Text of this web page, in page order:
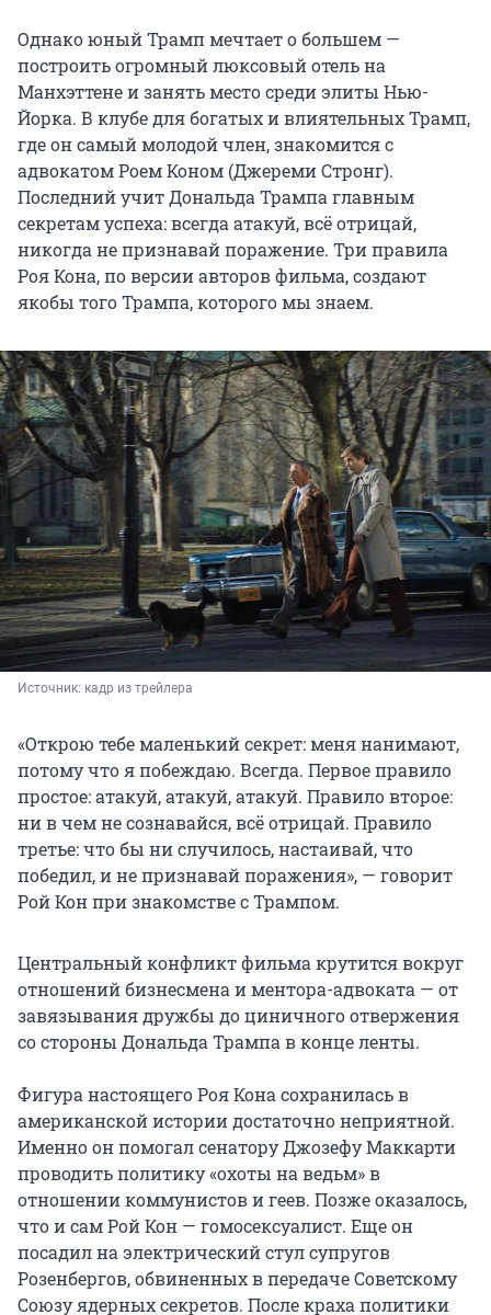
Однако юный Трамп мечтает о большем —
построить огромный люксовый отель на
Манхэттене и занять место среди элиты Нью-
Йорка. В клубе для богатых и влиятельных Трамп,
где он самый молодой член, знакомится с
адвокатом Роем Коном (Джереми Стронг).
Последний учит Дональда Трампа главным
секретам успеха: всегда атакуй, всё отрицай,
никогда не признавай поражение. Три правила
Роя Кона, по версии авторов фильма, создают
якобы того Трампа, которого мы знаем.
Источник: кадр из трейлера
«Открою тебе маленький секрет: меня нанимают,
потому что я побеждаю. Всегда. Первое правило
простое: атакуй, атакуй, атакуй. Правило второе:
ни в чем не сознавайся, всё отрицай. Правило
третье: что бы ни случилось, настаивай, что
победил, и не признавай поражения», — говорит
Рой Кон при знакомстве с Трампом.
Центральный конфликт фильма крутится вокруг
отношений бизнесмена и ментора-адвоката — от
завязывания дружбы до циничного отвержения
со стороны Дональда Трампа в конце ленты.
Фигура настоящего Роя Кона сохранилась в
американской истории достаточно неприятной.
Именно он помогал сенатору Джозефу Маккарти
проводить политику «охоты на ведьм» в
отношении коммунистов и геев. Позже оказалось,
что и сам Рой Кон — гомосексуалист. Еще он
посадил на электрический стул супругов
Розенбергов, обвиненных в передаче Советскому
Союзу ядерных секретов. После краха политики